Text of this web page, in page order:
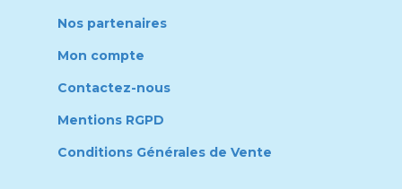
Nos partenaires
Mon compte
Contactez-nous
Mentions RGPD
Conditions Générales de Vente